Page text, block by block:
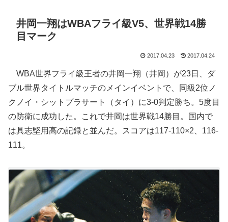
井岡一翔はWBAフライ級V5、世界戦14勝
目マーク
2017.04.23 2017.04.24
WBA世界フライ級王者の井岡一翔（井岡）が23日、ダ
ブル世界タイトルマッチのメインイベントで、同級2位ノ
クノイ・シットプラサート（タイ）に3-0判定勝ち。5度目
の防衛に成功した。これで井岡は世界戦14勝目。国内で
は具志堅用高の記録と並んだ。スコアは117-110×2、116-
111。